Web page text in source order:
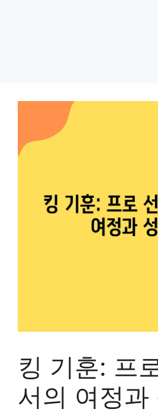
킹 기훈: 프
서의 여정과